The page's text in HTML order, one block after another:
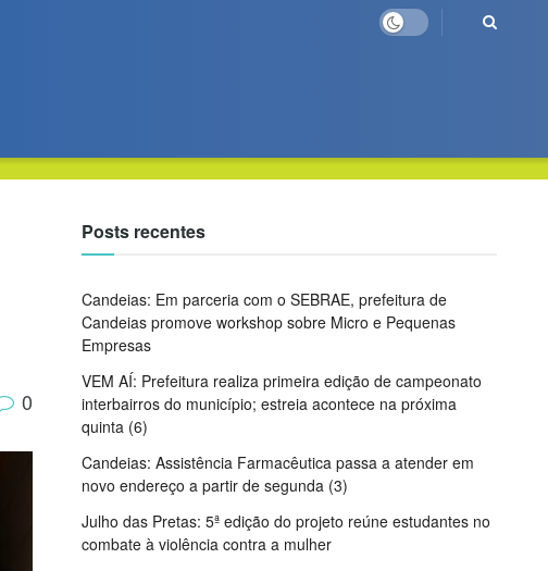
0
Posts recentes
Candeias: Em parceria com o SEBRAE, prefeitura de
Candeias promove workshop sobre Micro e Pequenas
Empresas
VEM AÍ: Prefeitura realiza primeira edição de campeonato
interbairros do município; estreia acontece na próxima
quinta (6)
Candeias: Assistência Farmacêutica passa a atender em
novo endereço a partir de segunda (3)
Julho das Pretas: 5ª edição do projeto reúne estudantes no
combate à violência contra a mulher